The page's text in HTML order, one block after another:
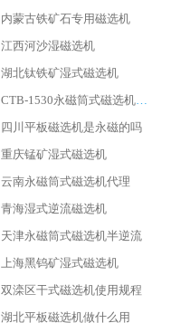
内蒙古铁矿石专用磁选机
江西河沙湿磁选机
湖北钛铁矿湿式磁选机
CTB-1530永磁筒式磁选机代理商
四川平板磁选机是永磁的吗
重庆锰矿湿式磁选机
云南永磁筒式磁选机代理
青海湿式逆流磁选机
天津永磁筒式磁选机半逆流
上海黑钨矿湿式磁选机
双滦区干式磁选机使用规程
湖北平板磁选机做什么用